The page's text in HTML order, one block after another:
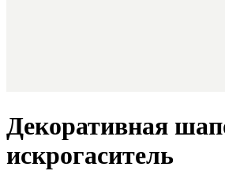
Декоративная
искрогаситель